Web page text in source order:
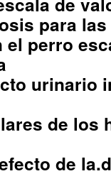
para
perro
urinario
de los
de